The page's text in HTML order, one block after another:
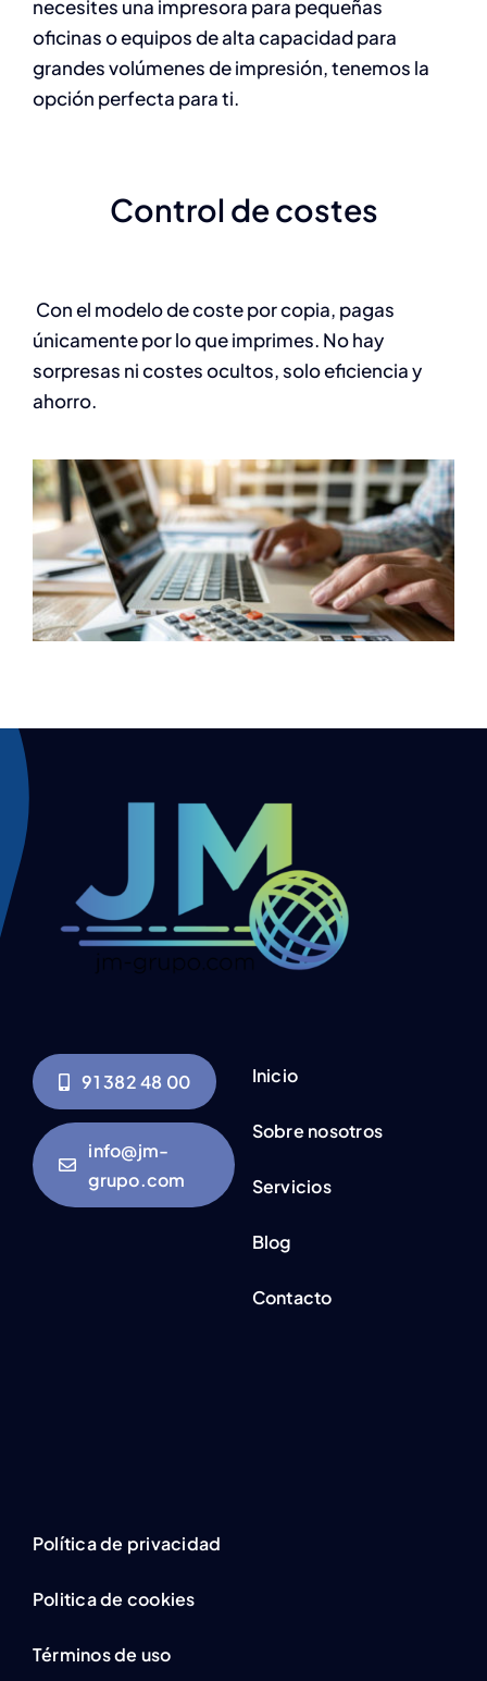
necesites una impresora para pequeñas
oficinas o equipos de alta capacidad para
grandes volúmenes de impresión, tenemos la
opción perfecta para ti.
Control de costes
Con el modelo de coste por copia, pagas
únicamente por lo que imprimes. No hay
sorpresas ni costes ocultos, solo eficiencia y
ahorro.
91 382 48 00
info@jm-
grupo.com
Inicio
Sobre nosotros
Servicios
Blog
Contacto
Política de privacidad
Politica de cookies
Términos de uso